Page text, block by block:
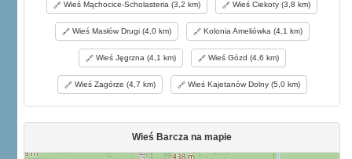
Wieś Mąchocice-Scholasteria (3,2 km) Wieś Ciekoty (3,8 km)
Wieś Masłów Drugi (4,0 km) Kolonia Ameliówka (4,1 km)
Wieś Jęgrzna (4,1 km) Wieś Gózd (4,6 km)
Wieś Zagórze (4,7 km) Wieś Kajetanów Dolny (5,0 km)
Wieś Barcza na mapie